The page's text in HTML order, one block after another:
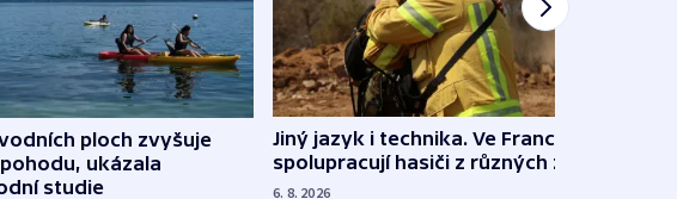
ploch zvyšuje
ukázala
studie
Jiný jazyk i technika. Ve Francii
spolupracují hasiči z různých zemí
6. 8. 2026